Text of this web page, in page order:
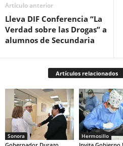
Artículo anterior
Lleva DIF Conferencia “La
Verdad sobre las Drogas” a
alumnos de Secundaria
Artículos relacionados
Sonora Hermosillo